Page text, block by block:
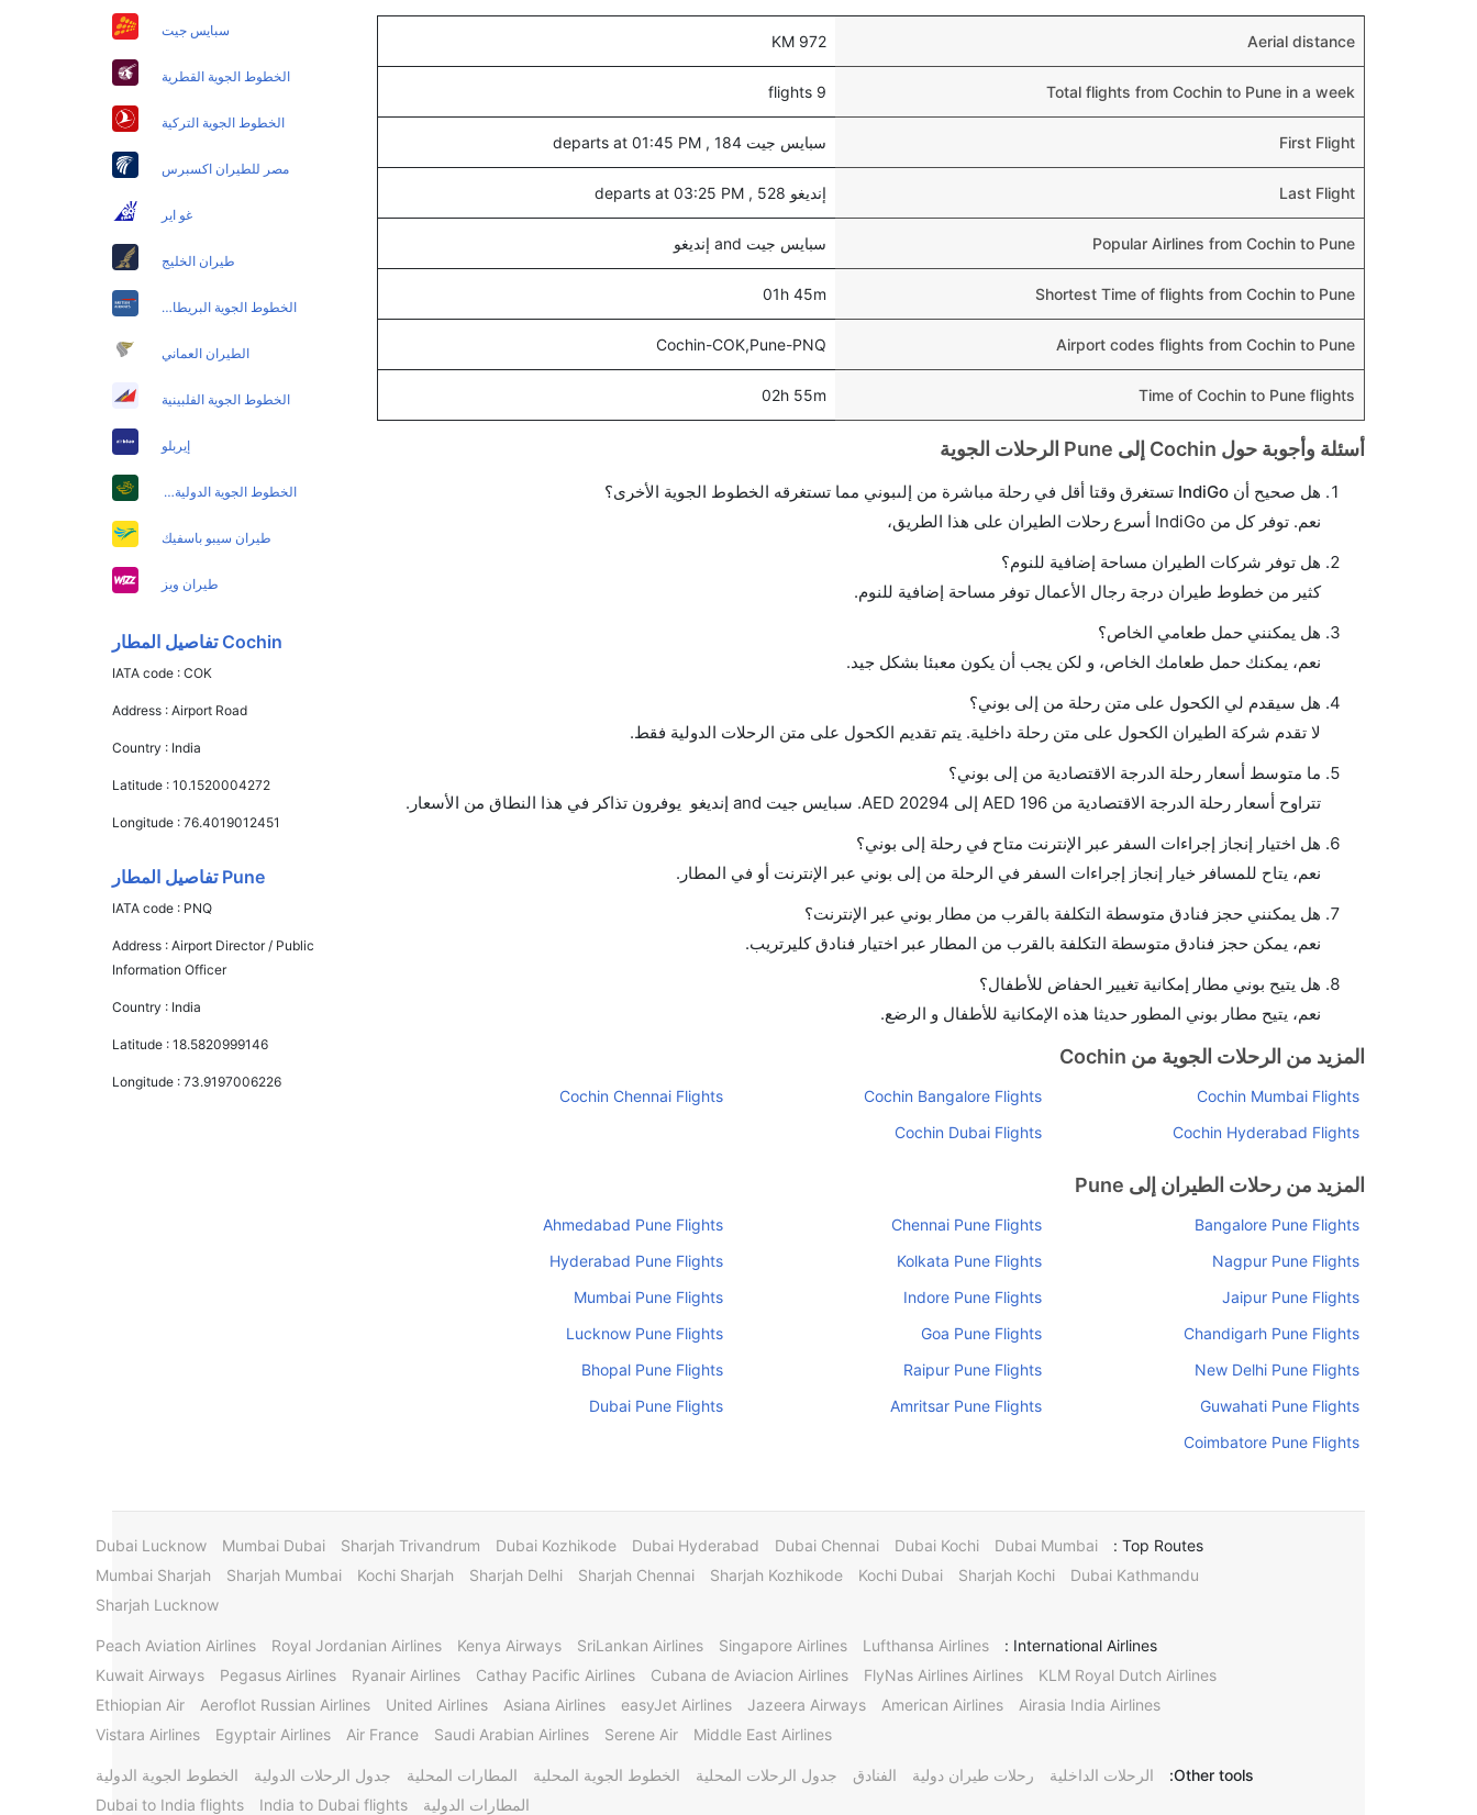
Aerial distance
972 KM
Total flights from Cochin to Pune in a week
9 flights
First Flight سبايس جيت 184 , departs at 01:45 PM
Last Flight إنديغو 528 , departs at 03:25 PM
Popular Airlines from Cochin to Pune سبايس جيت and إنديغو
Shortest Time of flights from Cochin to Pune
01h 45m
Airport codes flights from Cochin to Pune
Cochin-COK,Pune-PNQ
Time of Cochin to Pune flights
02h 55m
أسئلة وأجوبة حول Cochin إلى Pune الرحلات الجوية
هل صحيح أن IndiGo تستغرق وقتا أقل في رحلة مباشرة من إلىبوني مما تستغرقه الخطوط الجوية الأخرى؟
نعم. توفر كل من IndiGo أسرع رحلات الطيران على هذا الطريق،
هل توفر شركات الطيران مساحة إضافية للنوم؟
كثير من خطوط طيران درجة رجال الأعمال توفر مساحة إضافية للنوم.
هل يمكنني حمل طعامي الخاص؟
نعم، يمكنك حمل طعامك الخاص، و لكن يجب أن يكون معبئا بشكل جيد.
هل سيقدم لي الكحول على متن رحلة من إلى بوني؟
لا تقدم شركة الطيران الكحول على متن رحلة داخلية. يتم تقديم الكحول على متن الرحلات الدولية فقط.
ما متوسط أسعار رحلة الدرجة الاقتصادية من إلى بوني؟
تتراوح أسعار رحلة الدرجة الاقتصادية من AED 196 إلى AED 20294. سبايس جيت and إنديغو يوفرون تذاكر في هذا النطاق من الأسعار.
هل اختيار إنجاز إجراءات السفر عبر الإنترنت متاح في رحلة إلى بوني؟
نعم، يتاح للمسافر خيار إنجاز إجراءات السفر في الرحلة من إلى بوني عبر الإنترنت أو في المطار.
هل يمكنني حجز فنادق متوسطة التكلفة بالقرب من مطار بوني عبر الإنترنت؟
نعم، يمكن حجز فنادق متوسطة التكلفة بالقرب من المطار عبر اختيار فنادق كليرتريب.
هل يتيح بوني مطار إمكانية تغيير الحفاض للأطفال؟
نعم، يتيح مطار بوني المطور حديثا هذه الإمكانية للأطفال و الرضع.
المزيد من الرحلات الجوية من Cochin
Cochin Mumbai Flights
Cochin Bangalore Flights
Cochin Chennai Flights
Cochin Hyderabad Flights
Cochin Dubai Flights
المزيد من رحلات الطيران إلى Pune
Bangalore Pune Flights
Chennai Pune Flights
Ahmedabad Pune Flights
Nagpur Pune Flights
Kolkata Pune Flights
Hyderabad Pune Flights
Jaipur Pune Flights
Indore Pune Flights
Mumbai Pune Flights
Chandigarh Pune Flights
Goa Pune Flights
Lucknow Pune Flights
New Delhi Pune Flights
Raipur Pune Flights
Bhopal Pune Flights
Guwahati Pune Flights
Amritsar Pune Flights
Dubai Pune Flights
Coimbatore Pune Flights
سبايس جيت
الخطوط الجوية القطرية
الخطوط الجوية التركية
مصر للطيران اكسبرس
غو اير
طيران الخليج
الخطوط الجوية البريطانية
الطيران العماني
الخطوط الجوية الفلبينية
إيربلو
الخطوط الجوية الدولية الباكستانية
طيران سيبو باسفيك
طيران ويز
Cochin تفاصيل المطار
IATA code :COK
Address :Airport Road
Country : India
Latitude :10.1520004272
Longitude :76.4019012451
Pune تفاصيل المطار
IATA code : PNQ
Address :Airport Director / Public
Information Officer
Country : India
Latitude :18.5820999146
Longitude :73.9197006226
Top Routes :
Dubai Mumbai
Dubai Kochi
Dubai Chennai
Dubai Hyderabad
Dubai Kozhikode
Sharjah Trivandrum
Mumbai Dubai
Dubai Lucknow
Dubai Kathmandu
Sharjah Kochi
Kochi Dubai
Sharjah Kozhikode
Sharjah Chennai
Sharjah Delhi
Kochi Sharjah
Sharjah Mumbai
Mumbai Sharjah
Sharjah Lucknow
International Airlines :
Lufthansa Airlines
Singapore Airlines
SriLankan Airlines
Kenya Airways
Royal Jordanian Airlines
Peach Aviation Airlines
KLM Royal Dutch Airlines
FlyNas Airlines Airlines
Cubana de Aviacion Airlines
Cathay Pacific Airlines
Ryanair Airlines
Pegasus Airlines
Kuwait Airways
Airasia India Airlines
American Airlines
Jazeera Airways
easyJet Airlines
Asiana Airlines
United Airlines
Aeroflot Russian Airlines
Ethiopian Air
Middle East Airlines
Serene Air
Saudi Arabian Airlines
Air France
Egyptair Airlines
Vistara Airlines
Other tools: الرحلات الداخلية رحلات طيران دولية الفنادق جدول الرحلات المحلية الخطوط الجوية المحلية المطارات المحلية جدول الرحلات الدولية
الخطوط الجوية الدولية
المطارات الدولية
India to Dubai flights
Dubai to India flights